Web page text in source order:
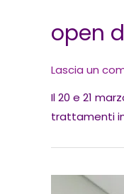
open
Lascia un
Il 20 e 21
trattamenti